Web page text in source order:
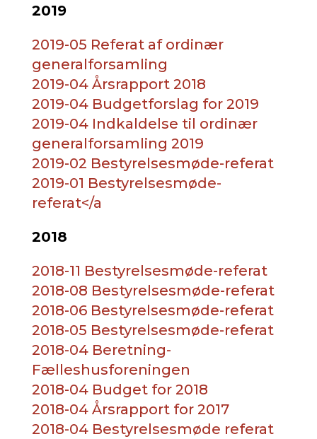
2019
2019-05 Referat af ordinær
generalforsamling
2019-04 Årsrapport 2018
2019-04 Budgetforslag for 2019
2019-04 Indkaldelse til ordinær
generalforsamling 2019
2019-02 Bestyrelsesmøde-referat
2019-01 Bestyrelsesmøde-
referat</a
2018
2018-11 Bestyrelsesmøde-referat
2018-08 Bestyrelsesmøde-referat
2018-06 Bestyrelsesmøde-referat
2018-05 Bestyrelsesmøde-referat
2018-04 Beretning-
Fælleshusforeningen
2018-04 Budget for 2018
2018-04 Årsrapport for 2017
2018-04 Bestyrelsesmøde referat